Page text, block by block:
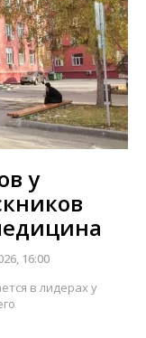
у
16:00
в лидерах у